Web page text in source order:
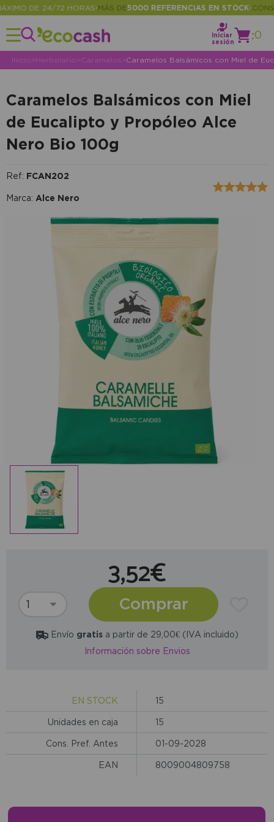
DE 24/72 HORAS• MÁS DE 5000 REFERENCIAS EN STOCK•
Iniciar
sesión
:0
Inicio>Herbolario>Caramelos >Caramelos Balsámicos con Miel de
Caramelos Balsámicos con Miel
de Eucalipto y Propóleo Alce
Nero Bio 100g
Ref: FCAN202
Marca: Alce Nero
3,52€
Comprar
Envío gratisa partir de 29,00€ (IVA incluido)
Información sobre Envios
EN STOCK 15
Unidades en caja 15
Cons. Pref. Antes 01-09-2028
EAN 8009004809758